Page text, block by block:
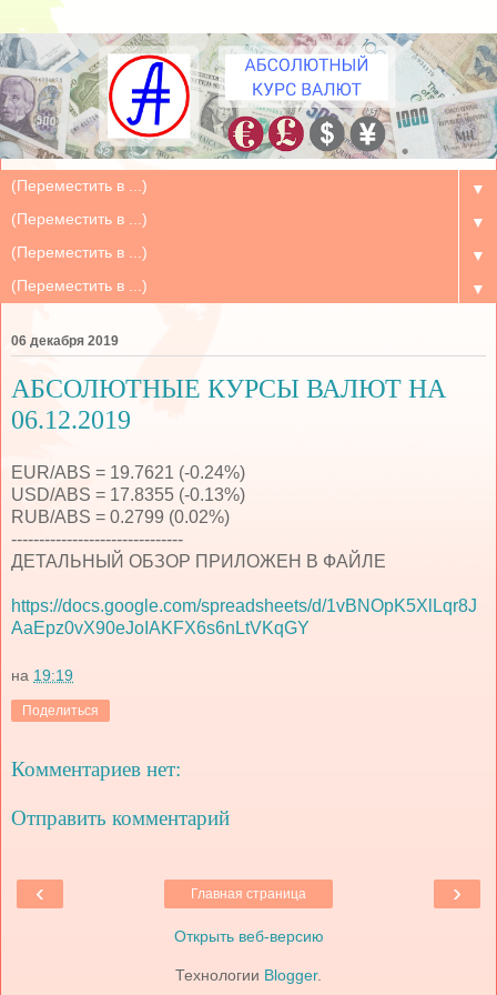
▼
▼
▼
▼
06 декабря 2019
АБСОЛЮТНЫЕ КУРСЫ ВАЛЮТ НА
06.12.2019
EUR/ABS = 19.7621 (-0.24%)
USD/ABS = 17.8355 (-0.13%)
RUB/ABS = 0.2799 (0.02%)
-------------------------------
ДЕТАЛЬНЫЙ ОБЗОР ПРИЛОЖЕН В ФАЙЛЕ
https://docs.google.com/spreadsheets/d/1vBNOpK5XlLqr8J
AaEpz0vX90eJoIAKFX6s6nLtVKqGY
на 19:19
Поделиться
Комментариев нет:
Отправить комментарий
‹ ›
Главная страница
Открыть веб-версию
Технологии Blogger.